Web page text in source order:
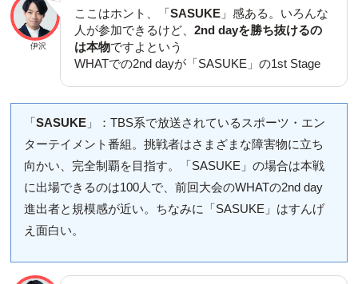
伊沢
ここはホント、「SASUKE 」感ある。いろんな
人が参加できるけど、2nd dayを勝ち抜けるの
は本物ですよという
WHATでの2nd dayが「SASUKE」の1st Stage
「SASUKE」：TBS系で放送されているスポーツ・エン
ターテイメント番組。挑戦者はさまざまな障害物に立ち
向かい、完全制覇を目指す。「SASUKE」の場合は本戦
に出場できるのは100人で、前回大会のWHATの2nd day
進出者と規模感が近い。ちなみに「SASUKE」はすんげ
え面白い。